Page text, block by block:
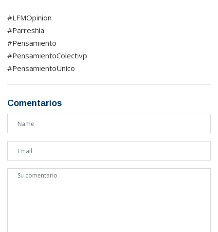
#LFMOpinion
#Parreshia
#Pensamiento
#PensamientoColectivp
#PensamientoUnico
Comentarios